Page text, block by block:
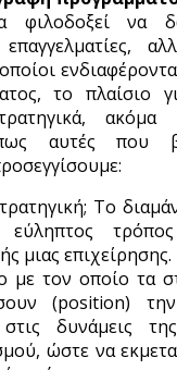
φιλοδοξεί να
επαγγελματίες,
το πλαίσιο
αυτές που
Το
μιας επιχείρησης.
με τον οποίο τα
(position)
στις δυνάμεις
ώστε να